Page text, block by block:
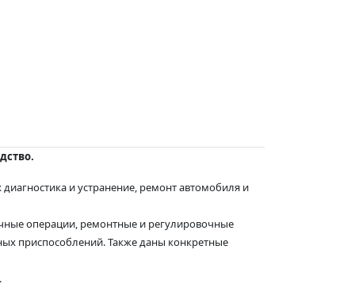
и устранение, ремонт автомобиля и
операции, ремонтные и регулировочные
приспособлений. Также даны конкретные